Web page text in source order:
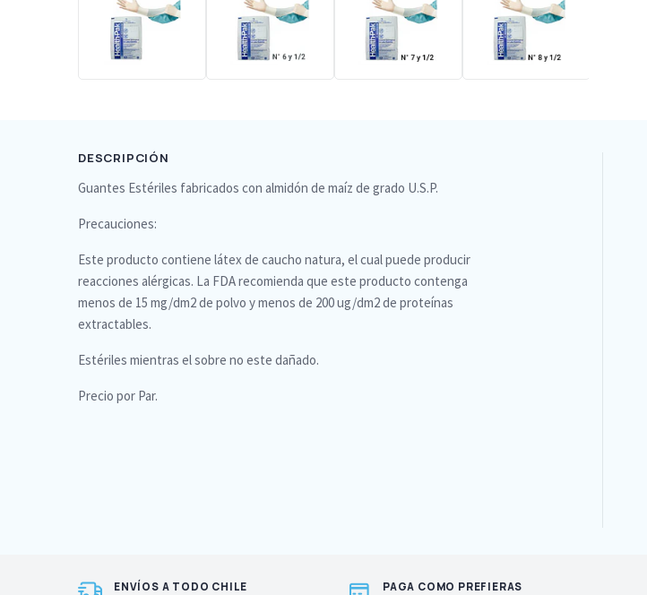
DESCRIPCIÓN
Guantes Estériles fabricados con almidón de maíz de grado U.S.P.
Precauciones:
Este producto contiene látex de caucho natura, el cual puede producir
reacciones alérgicas. La FDA recomienda que este producto contenga
menos de 15 mg/dm2 de polvo y menos de 200 ug/dm2 de proteínas
extractables.
Estériles mientras el sobre no este dañado.
Precio por Par.
ENVÍOS A TODO CHILE PAGA COMO PREFIERAS